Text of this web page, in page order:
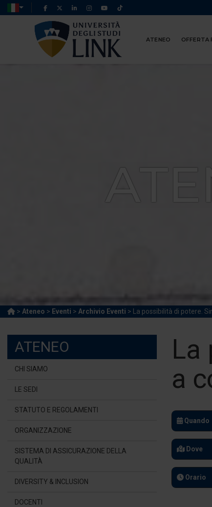
ATENEO OFFERTA
> Ateneo > Eventi > Archivio Eventi > La possibilità di potere.
ATENEO
CHI SIAMO
LE SEDI
STATUTO E REGOLAMENTI
ORGANIZZAZIONE
SISTEMA DI ASSICURAZIONE DELLA
QUALITÀ
DIVERSITY & INCLUSION
DOCENTI
La
a
Quando
Dove
Orario